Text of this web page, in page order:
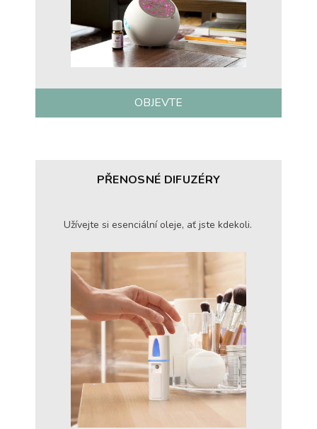
OBJEVTE
PŘENOSNÉ DIFUZÉRY
Užívejte si esenciální oleje, ať jste kdekoli.